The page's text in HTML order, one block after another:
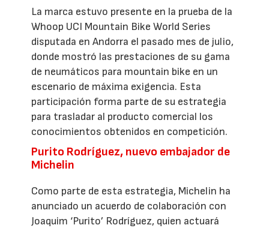
La marca estuvo presente en la prueba de la
Whoop UCI Mountain Bike World Series
disputada en Andorra el pasado mes de julio,
donde mostró las prestaciones de su gama
de neumáticos para mountain bike en un
escenario de máxima exigencia. Esta
participación forma parte de su estrategia
para trasladar al producto comercial los
conocimientos obtenidos en competición.
Purito Rodríguez, nuevo embajador de
Michelin
Como parte de esta estrategia, Michelin ha
anunciado un acuerdo de colaboración con
Joaquim ‘Purito’ Rodríguez, quien actuará